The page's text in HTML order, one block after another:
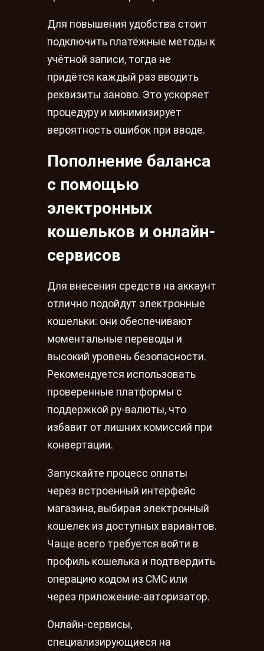
Для повышения удобства стоит
подключить платёжные методы к
учётной записи, тогда не
придётся каждый раз вводить
реквизиты заново. Это ускоряет
процедуру и минимизирует
вероятность ошибок при вводе.
Пополнение баланса
с помощью
электронных
кошельков и онлайн-
сервисов
Для внесения средств на аккаунт
отлично подойдут электронные
кошельки: они обеспечивают
моментальные переводы и
высокий уровень безопасности.
Рекомендуется использовать
проверенные платформы с
поддержкой ру-валюты, что
избавит от лишних комиссий при
конвертации.
Запускайте процесс оплаты
через встроенный интерфейс
магазина, выбирая электронный
кошелек из доступных вариантов.
Чаще всего требуется войти в
профиль кошелька и подтвердить
операцию кодом из СМС или
через приложение-авторизатор.
Онлайн-сервисы,
специализирующиеся на